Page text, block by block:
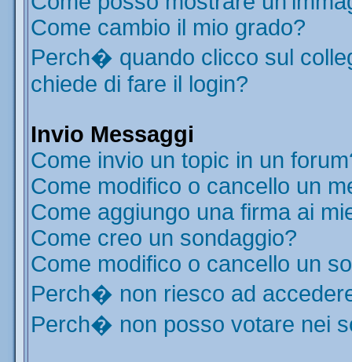
Come cambio il mio grado?
Perch� quando clicco sul
chiede di fare il login?
Invio Messaggi
Come invio un topic in un
Come modifico o cancello un
Come aggiungo una firma ai
Come creo un sondaggio?
Come modifico o cancello un
Perch� non riesco ad
Perch� non posso votare nei